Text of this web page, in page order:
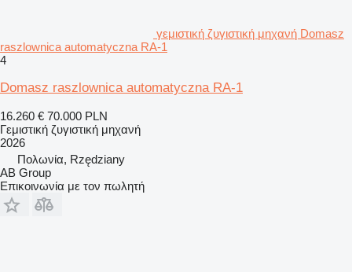
γεμιστική ζυγιστική μηχανή Domasz
raszlownica automatyczna RA-1
4
Domasz raszlownica automatyczna RA-1
16.260 € 70.000 PLN
Γεμιστική ζυγιστική μηχανή
2026
Πολωνία, Rzędziany
AB Group
Επικοινωνία με τον πωλητή